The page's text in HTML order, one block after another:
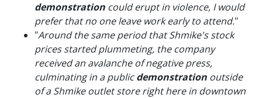
demonstration could erupt in violence, I would
prefer that no one leave work early to attend."
"Around the same period that Shmike's stock
prices started plummeting, the company
received an avalanche of negative press,
culminating in a publicdemonstration outside
of a Shmike outlet store right here in downtown